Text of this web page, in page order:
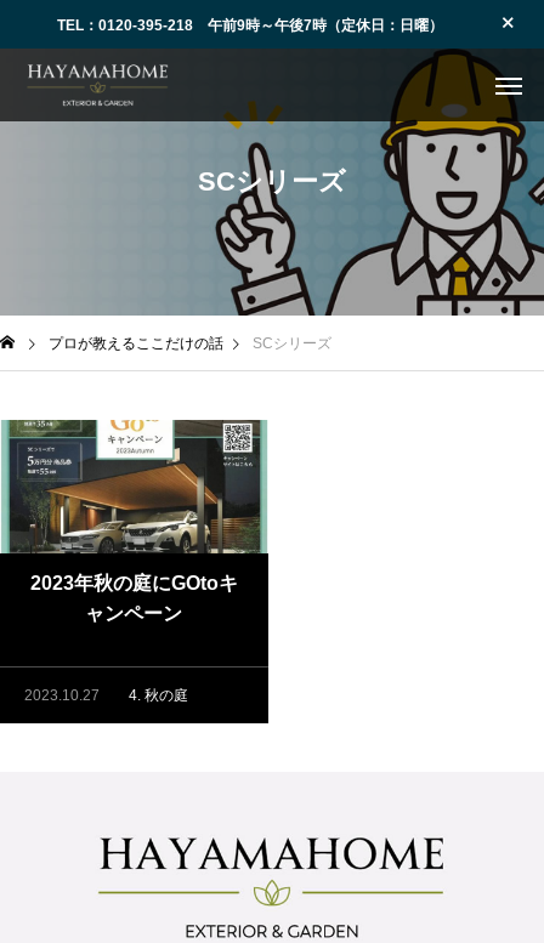
TEL：0120-395-218 午前9時～午後7時（定休日：日曜）
SCシリーズ
プロが教えるここだけの話 SCシリーズ
2023年秋の庭にGOtoキ
ャンペーン
2023.10.27 4. 秋の庭